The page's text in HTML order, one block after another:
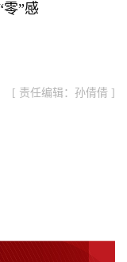
”感
[ 责任编辑：孙倩倩 ]